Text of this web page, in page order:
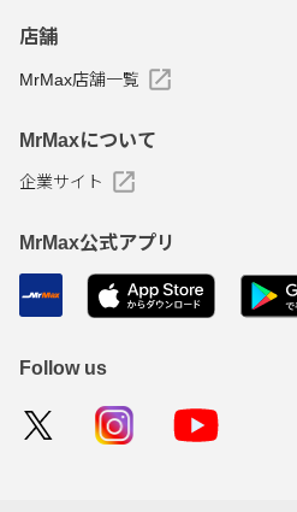
店舗
MrMax店舗一覧
MrMaxについて
企業サイト
MrMax公式アプリ
Follow us